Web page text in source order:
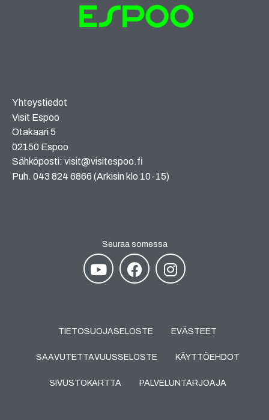
Yhteystiedot
Visit Espoo
Otakaari 5
02150 Espoo
Sähköposti: visit@visitespoo.fi
Puh. 043 824 6866 (Arkisin klo 10-15)
Seuraa somessa
TIETOSUOJASELOSTE EVÄSTEET
SAAVUTETTAVUUSSELOSTE KÄYTTÖEHDOT
SIVUSTOKARTTA PALVELUNTARJOAJA